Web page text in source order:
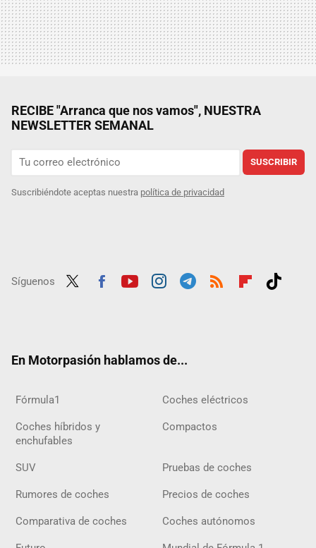
RECIBE "Arranca que nos vamos", NUESTRA
NEWSLETTER SEMANAL
SUSCRIBIR
Suscribiéndote aceptas nuestra política de privacidad
Síguenos
En Motorpasión hablamos de...
Fórmula1 Coches eléctricos
Coches híbridos y
enchufables
Compactos
SUV Pruebas de coches
Rumores de coches Precios de coches
Comparativa de coches Coches autónomos